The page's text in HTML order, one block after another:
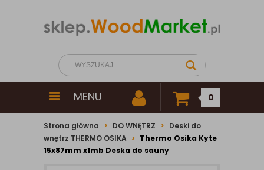
MENU 0
Strona główna DO WNĘTRZ
Deski do
wnętrz THERMO OSIKA
Thermo Osika Kyte
15x87mm x1mb Deska do sauny